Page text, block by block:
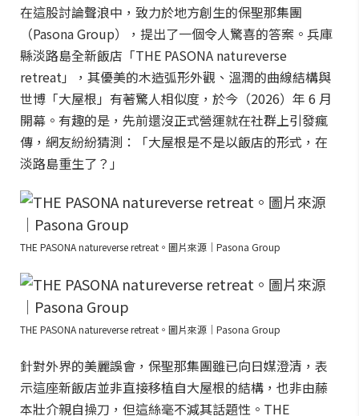
在這股討論聲浪中，致力於地方創生的保聖那集團
（Pasona Group），提出了一個令人驚喜的答案。兵庫
縣淡路島全新飯店「THE PASONA natureverse
retreat」，其優美的木造弧形外觀、溫潤的曲線結構與
世博「大屋根」有著驚人相似度，於今（2026）年 6 月
開幕。有趣的是，先前還沒正式營運就在社群上引發瘋
傳，網友紛紛猜測：「大屋根是不是以飯店的形式，在
淡路島重生了？」
THE PASONA natureverse retreat。圖片來源｜Pasona Group
THE PASONA natureverse retreat。圖片來源｜Pasona Group
針對外界的美麗誤會，保聖那集團雖已向日媒澄清，表
示這座新飯店並非直接移植自大屋根的結構，也非由藤
本壯介親自操刀，但這絲毫不減其話題性。THE